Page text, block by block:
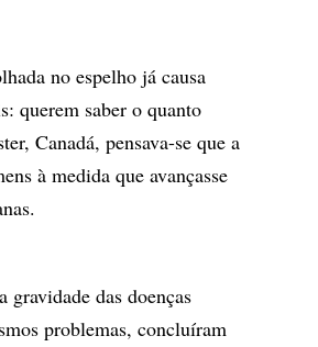
no espelho já causa
querem saber o quanto
Canadá, pensava-se que a
à medida que avançasse
das doenças
problemas, concluíram